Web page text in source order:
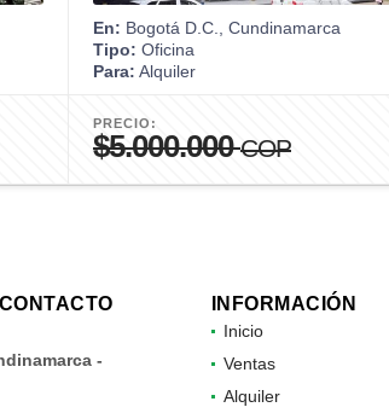
En: Bogotá D.C., Cundinamarca
Tipo: Oficina
Para: Alquiler
PRECIO:
$5.000.000COP
-
INFORMACIÓN
Inicio
Ventas
Alquiler